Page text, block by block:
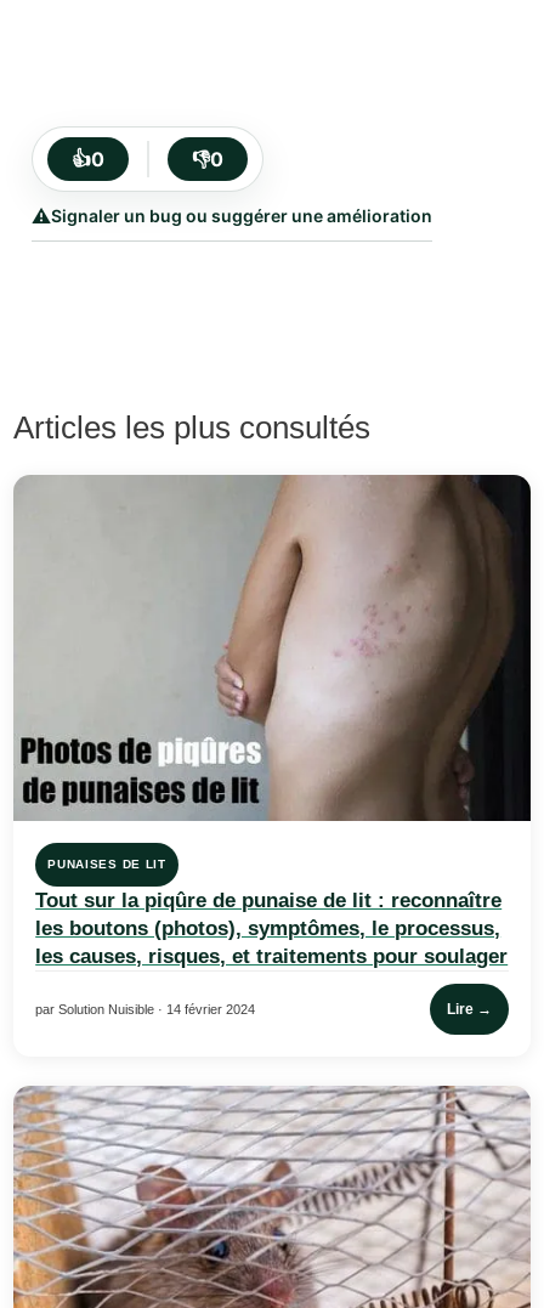
👍0 👎0
⚠️Signaler un bug ou suggérer une amélioration
Articles les plus consultés
PUNAISES DE LIT
Tout sur la piqûre de punaise de lit : reconnaître
les boutons (photos), symptômes, le processus,
les causes, risques, et traitements pour soulager
par Solution Nuisible · 14 février 2024 Lire →